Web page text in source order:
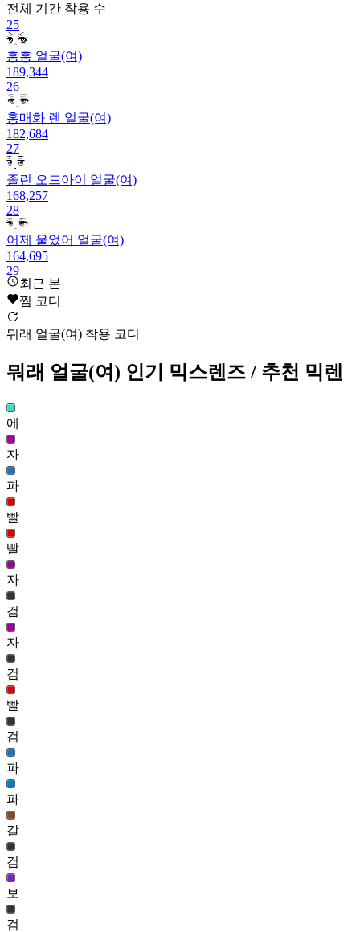
전체 기간 착용 수
25
흥흥 얼굴(여)
189,344
26
홍매화 렌 얼굴(여)
182,684
27
졸린 오드아이 얼굴(여)
168,257
28
어제 울었어 얼굴(여)
164,695
29
도발적인 아잉 얼굴(여)
154,931
30
와일드헌터 얼굴(여)
144,492
뭐래 얼굴(여)
136,120
32
뮤트 얼굴(여)
131,683
33
상냥한 모험가 얼굴(여)
123,433
34
깨도잉 얼굴(여)
121,747
35
동그래 얼굴(남)
121,627
36
제롬 얼굴(남)
116,467
37
꼬맹이 얼굴(남)
114,354
최근 본
찜 코디
뭐래 얼굴(여) 착용 코디
뭐래 얼굴(여) 인기 믹스렌즈 / 추천 믹렌
에
자
파
빨
빨
자
검
자
검
빨
검
파
파
갈
검
보
검